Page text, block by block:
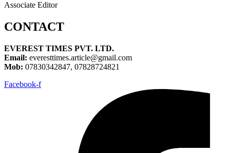
Associate Editor
CONTACT
EVEREST TIMES PVT. LTD.
Email: everesttimes.article@gmail.com
Mob: 07830342847, 07828724821
Facebook-f